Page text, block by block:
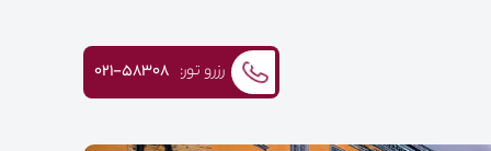
رزرو تور: ۰۲۱-58308